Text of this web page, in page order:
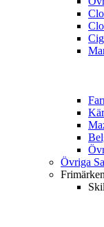
Övriga
Frimärken